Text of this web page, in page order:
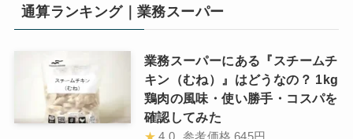
通算ランキング｜業務スーパー
業務スーパーにある『スチームチ
キン（むね）』はどうなの？ 1kg
鶏肉の風味・使い勝手・コスパを
確認してみた